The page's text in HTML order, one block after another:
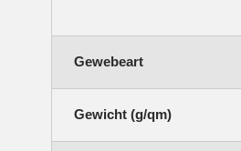
Gewebeart
Gewicht (g/qm)